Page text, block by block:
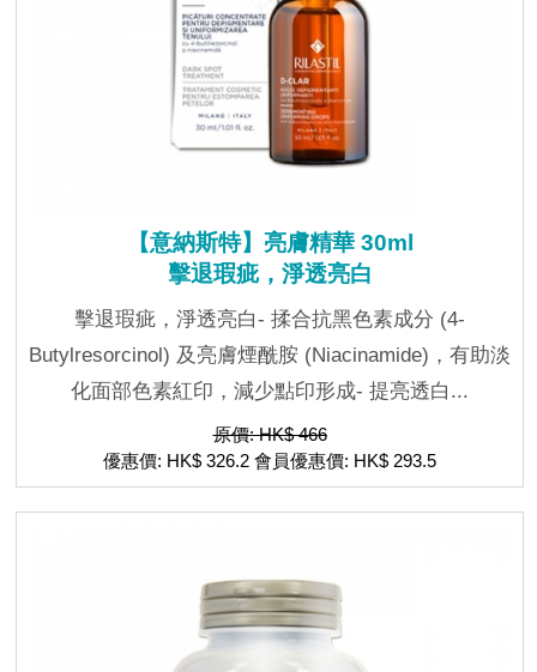
【意納斯特】亮膚精華 30ml
擊退瑕疵，淨透亮白
擊退瑕疵，淨透亮白- 揉合抗黑色素成分 (4-
Butylresorcinol) 及亮膚煙酰胺 (Niacinamide)，有助淡
化面部色素紅印，減少點印形成- 提亮透白...
原價: HK$ 466
優惠價: HK$ 326.2 會員優惠價: HK$ 293.5